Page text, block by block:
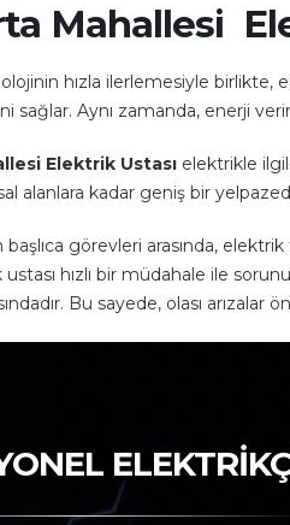
Mahallesi
hızla ilerlemesiyle birlikte,
sağlar. Aynı zamanda, enerji
Elektrik Ustası elektrikle
alanlara kadar geniş bir
başlıca görevleri arasında,
hızlı bir müdahale ile
Bu sayede, olası